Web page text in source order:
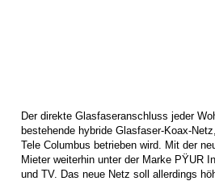
Der direkte Glasfaseranschluss jeder
bestehende hybride Glasfaser-Koax-
Tele Columbus betrieben wird. Mit der
Mieter weiterhin unter der Marke PŸUR
und TV. Das neue Netz soll allerdings